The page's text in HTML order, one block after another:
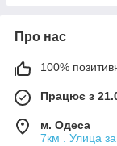
Про нас
100%
Працює з
м. Одеса
7км . Улица